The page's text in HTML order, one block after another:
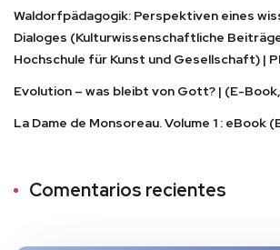
Waldorfpädagogik: Perspektiven eines
Dialoges (Kulturwissenschaftliche
Hochschule für Kunst und Gesellschaft) |
Evolution – was bleibt von Gott? | (E-
La Dame de Monsoreau. Volume 1 : eBook
Comentarios recientes